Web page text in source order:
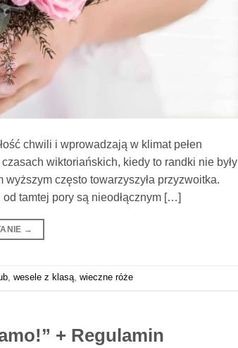
chwili i wprowadzają w klimat pełen
wiktoriańskich, kiedy to randki nie były
wyższym często towarzyszyła przyzwoitka.
tamtej pory są nieodłącznym […]
→
, wesele z klasą, wieczne róże
+ Regulamin